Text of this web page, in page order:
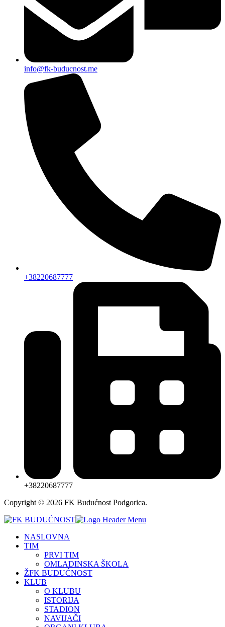
info@fk-buducnost.me
+38220687777
+38220687777
Copyright © 2026 FK Budućnost Podgorica.
NASLOVNA
TIM
PRVI TIM
OMLADINSKA ŠKOLA
ŽFK BUDUĆNOST
KLUB
O KLUBU
ISTORIJA
STADION
NAVIJAČI